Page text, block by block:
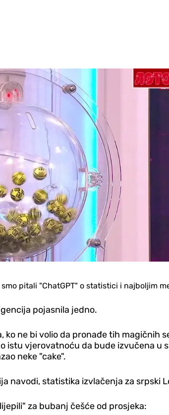
pitali "ChatGPT" o statistici i najboljim
pojasnila jedno.
ko ne bi volio da pronađe tih
istu vjerovatnoću da bude izvučena u
neke "cake".
navodi, statistika izvlačenja za
za bubanj češće od prosjeka: